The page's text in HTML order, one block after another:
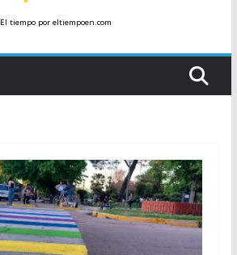
El tiempopor eltiempoen.com